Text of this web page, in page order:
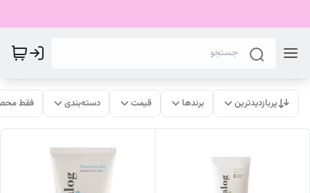
پربازدیدترین برندها قیمت دسته‌بندی فقط